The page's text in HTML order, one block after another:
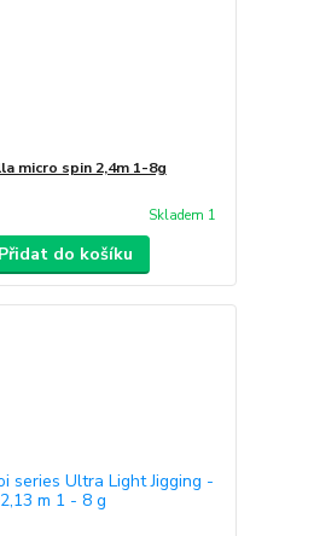
micro spin 2,4m 1-8g
Skladem 1
Přidat do košíku